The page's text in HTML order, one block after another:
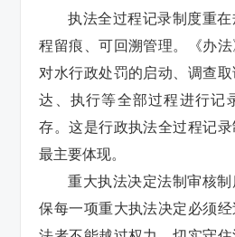
执法全过程记录制度重
程留痕、可回溯管理。《办法
对水行政处罚的启动、调查
达、执行等全部过程进行记
存。这是行政执法全过程记
最主要体现。
重大执法决定法制审核
保每一项重大执法决定必须